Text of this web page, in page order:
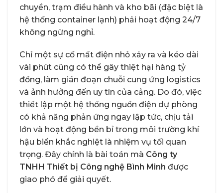
chuyền, trạm điều hành và kho bãi (đặc biệt là
hệ thống container lạnh) phải hoạt động 24/7
không ngừng nghỉ.
Chỉ một sự cố mất điện nhỏ xảy ra và kéo dài
vài phút cũng có thể gây thiệt hại hàng tỷ
đồng, làm gián đoạn chuỗi cung ứng logistics
và ảnh hưởng đến uy tín của cảng. Do đó, việc
thiết lập một hệ thống nguồn điện dự phòng
có khả năng phản ứng ngay lập tức, chịu tải
lớn và hoạt động bền bỉ trong môi trường khí
hậu biển khắc nghiệt là nhiệm vụ tối quan
trọng. Đây chính là bài toán mà Công ty
TNHH Thiết bị Công nghệ Bình Minh được
giao phó để giải quyết.